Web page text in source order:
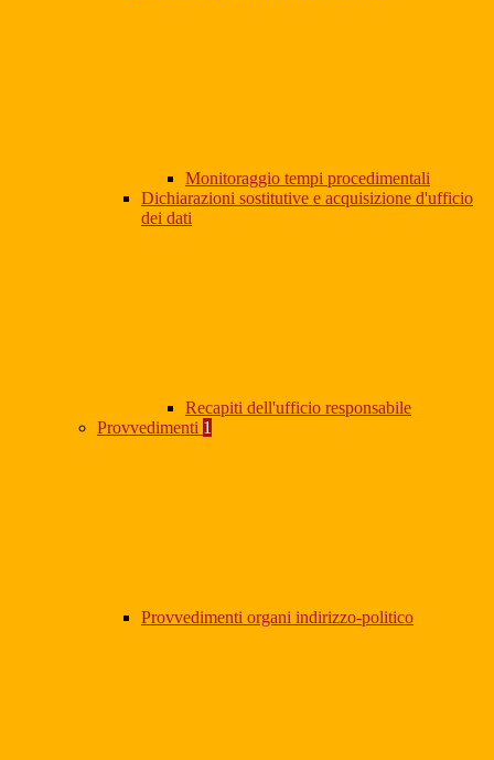
Monitoraggio tempi procedimentali
Dichiarazioni sostitutive e acquisizione d'ufficio
dei dati
Recapiti dell'ufficio responsabile
Provvedimenti 1
Provvedimenti organi indirizzo-politico